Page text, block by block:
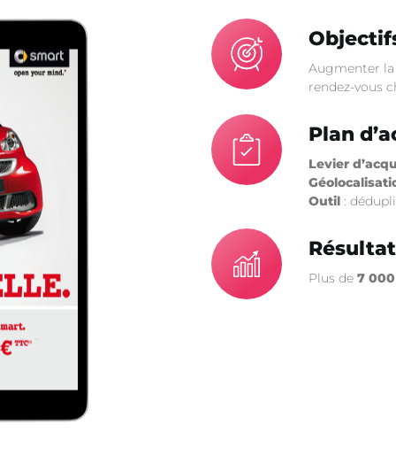
Augmenter
rendez-vous
Plan
Levier
Outil :
Résultat
Plus de 7